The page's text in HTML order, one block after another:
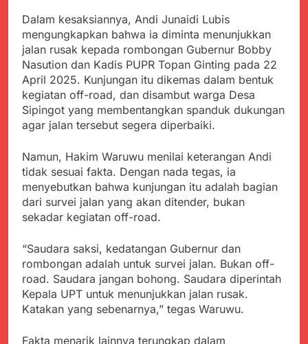
Sukabumi
menyalahgunakan
Anggaran Thn 2023.
Juli 19, 2024
Sambut Tahun Ajaran
Baru, Satgas Yonif
310/KK Ajak Pelajar
Bersihkan Lingkungan
Sekolah
Juli 19, 2024
Selisih APBD Tahun
2023 Kab.Sukabumi
Sebesar Rp 31 Miliar
Juli 16, 2024
Data Ganda Capai 6
Penerima Program
Makan Bergizi Gratis
Agustus 6, 2026
Zulhas Pastikan SPPG
di Wilayah 3T Tuntas
Pekan Ini, Integrasi
Data MBG Hampir
Agustus 6, 2026
Bobby Maulana Pastikan
Yani Tetap Bersih,
Pemkot Sukabumi
Perkuat Penataan
Pedagang dan
Pengelolaan Sampah
Agustus 6, 2026
Ribuan Warga Padati
Peringatan Hari ASI
Sedunia di Cibadak,
PDIP Tegaskan ASI
Peradaban dan Upaya
Agustus 6, 2026
Wujud Kepedulian Polri,
Dalam kesaksiannya, Andi Junaidi Lubis
mengungkapkan bahwa ia diminta menunjukkan
jalan rusak kepada rombongan Gubernur Bobby
Nasution dan Kadis PUPR Topan Ginting pada 22
April 2025. Kunjungan itu dikemas dalam bentuk
kegiatan off-road, dan disambut warga Desa
Sipingot yang membentangkan spanduk dukungan
agar jalan tersebut segera diperbaiki.
Namun, Hakim Waruwu menilai keterangan Andi
tidak sesuai fakta. Dengan nada tegas, ia
menyebutkan bahwa kunjungan itu adalah bagian
dari survei jalan yang akan ditender, bukan
sekadar kegiatan off-road.
“Saudara saksi, kedatangan Gubernur dan
rombongan adalah untuk survei jalan. Bukan off-
road. Saudara jangan bohong. Saudara diperintah
Kepala UPT untuk menunjukkan jalan rusak.
Katakan yang sebenarnya,” tegas Waruwu.
Fakta menarik lainnya terungkap dalam